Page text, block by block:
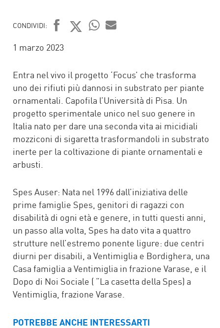
CONDIVIDI:
FACEBOOK
1 marzo 2023
Entra nel vivo il progetto ‘Focus’ che trasforma
uno dei rifiuti più dannosi in substrato per piante
ornamentali. Capofila l’Università di Pisa. Un
progetto sperimentale unico nel suo genere in
Italia nato per dare una seconda vita ai micidiali
mozziconi di sigaretta trasformandoli in substrato
inerte per la coltivazione di piante ornamentali e
arbusti.
Spes Auser: Nata nel 1996 dall’iniziativa delle
prime famiglie Spes, genitori di ragazzi con
disabilità di ogni età e genere, in tutti questi anni,
un passo alla volta, Spes ha dato vita a quattro
strutture nell’estremo ponente ligure: due centri
diurni per disabili, a Ventimiglia e Bordighera, una
Casa famiglia a Ventimiglia in frazione Varase, e il
Dopo di Noi Sociale ( “La casetta della Spes) a
Ventimiglia, frazione Varase.
POTREBBE ANCHE INTERESSARTI